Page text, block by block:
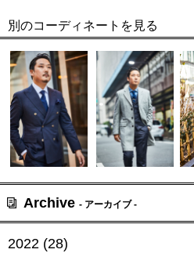
別のコーディネートを見る
Archive - アーカイブ -
2022 (28)